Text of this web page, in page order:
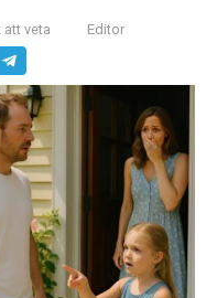
att veta Editor